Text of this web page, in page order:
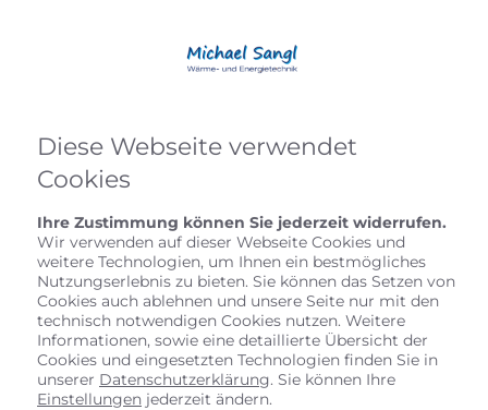
Diese Webseite verwendet
Cookies
Ihre Zustimmung können Sie jederzeit widerrufen.
Wir verwenden auf dieser Webseite Cookies und
weitere Technologien, um Ihnen ein bestmögliches
Nutzungserlebnis zu bieten. Sie können das Setzen von
Cookies auch ablehnen und unsere Seite nur mit den
technisch notwendigen Cookies nutzen. Weitere
Informationen, sowie eine detaillierte Übersicht der
Cookies und eingesetzten Technologien finden Sie in
unserer Datenschutzerklärung. Sie können Ihre
Einstellungen jederzeit ändern.